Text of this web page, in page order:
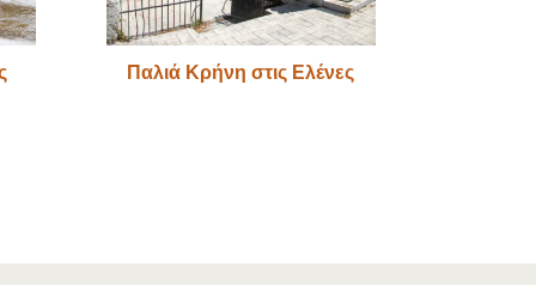
Παλιά Κρήνη στις Ελένες